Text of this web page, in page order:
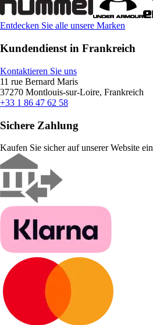
Entdecken Sie alle unsere Marken
Kundendienst in Frankreich
Kontaktieren Sie uns
11 rue Bernard Maris
37270 Montlouis-sur-Loire, Frankreich
+33 1 86 47 62 58
Sichere Zahlung
Kaufen Sie sicher auf unserer Website ein